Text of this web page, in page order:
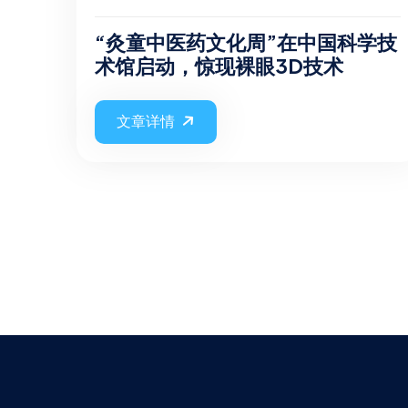
“灸童中医药文化周”在中国科学技
术馆启动，惊现裸眼3D技术
文章详情